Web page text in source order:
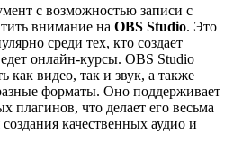
с возможностью записи с
внимание на OBS Studio. Это
среди тех, кто создает
онлайн-курсы. OBS Studio
как видео, так и звук, а также
форматы. Оно поддерживает
плагинов, что делает его весьма
качественных аудио и